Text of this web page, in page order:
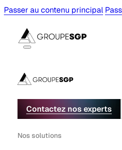
Passer au contenu principal
Contactez nos experts
Nos solutions